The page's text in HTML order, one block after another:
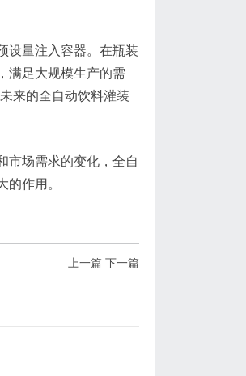
设量注入容器。在瓶装
满足大规模生产的需
来的全自动饮料灌装
市场需求的变化，全自
作用。
上一篇 下一篇